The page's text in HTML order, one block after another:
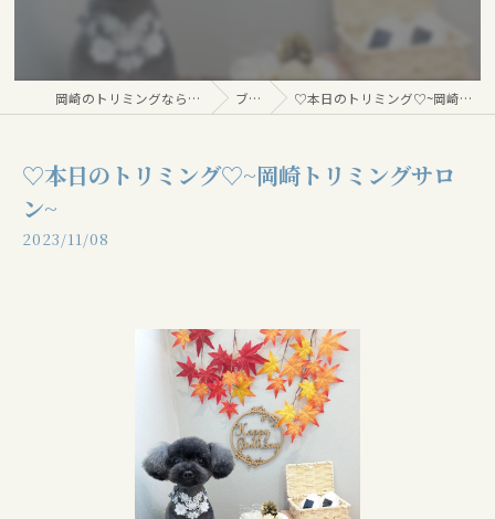
岡崎のトリミングならDog salon Floor ブログ ♡本日のトリミング♡⁠~岡崎トリミングサロン~
♡本日のトリミング♡⁠~岡崎トリミングサロ
ン~
2023/11/08